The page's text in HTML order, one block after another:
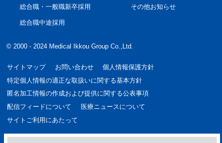
総合職・一般職新卒採用
総合職中途採用
その他お知らせ
© 2000 - 2024 Medical Ikkou Group Co.,Ltd.
サイトマップ お問い合わせ
個人情報保護方針
特定個人情報の適正な取扱いに関する基本方針
匿名加工情報の作成および提供に関する公表事項
配信フィードについて
医療ニュースについて
サイトご利用にあたって